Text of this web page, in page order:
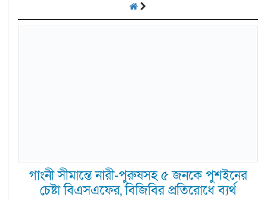
গাংনী সীমান্তে নারী-পুরুষসহ ৫ জনকে পুশইনের
চেষ্টা বিএসএফের, বিজিবির প্রতিরোধে ব্যর্থ